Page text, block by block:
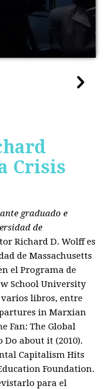
Crisis
graduado e
de
Richard D. Wolff es
de Massachusetts
el Programa de
School University
varios libros, entre
in Marxian
Fan: The Global
about it (2010).
Capitalism Hits
Foundation.
para el